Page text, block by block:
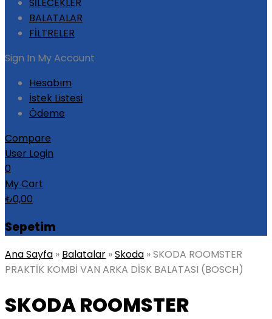
BALATALAR
FİLTRELER
Sign In My Account
Hesabım
İstek Listesi
Ödeme
Compare
User Login
0
My Cart
₺0,00
Sepetim
Ana Sayfa » Balatalar »Skoda »SKODA ROOMSTER
PRAKTİK KOMBİ VAN ARKA DİSK BALATASI (BOSCH)
SKODA ROOMSTER